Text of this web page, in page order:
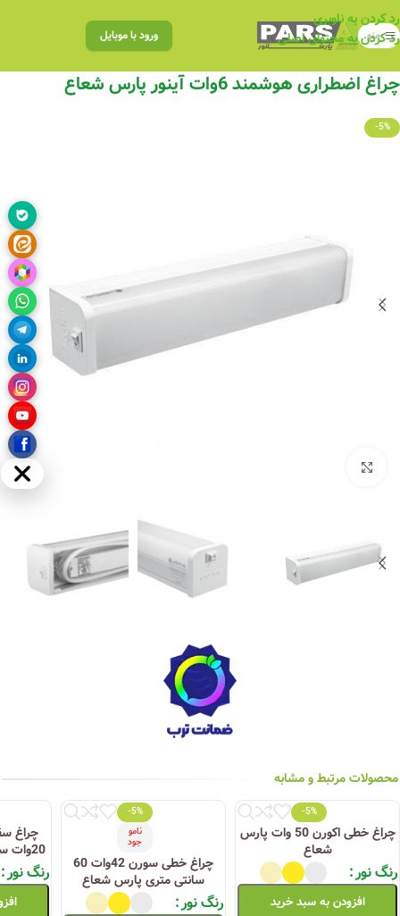
رد کردن به ناوبری
رد کردن به محتوای اصلی
منو ورود با موبایل
چراغ اضطراری هوشمند 6وات آینور پارس شعاع
-5%
محصولات مرتبط و مشابه
-5%
چراغ خطی اکورن 50 وات پارس
شعاع
رنگ نور
افزودن به سبد خرید
-5%
نامو
جود
چراغ خطی سورن 42وات 60
سانتی متری پارس شعاع
رنگ نور
چراغ
20وات سنسوریک پارس شعاع
رنگ نور